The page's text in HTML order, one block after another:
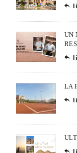

UN

LA

